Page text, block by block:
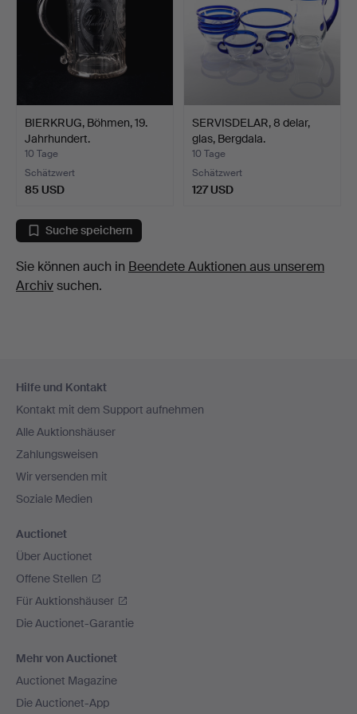
BIERKRUG, Böhmen, 19.
Jahrhundert.
10 Tage
Schätzwert
85 USD
SERVISDELAR, 8 delar,
glas, Bergdala.
10 Tage
Schätzwert
127 USD
Suche speichern
Sie können auch in Beendete Auktionen aus unserem
Archivsuchen.
Navigation
Hilfe und Kontakt
Kontakt mit dem Support aufnehmen
Alle Auktionshäuser
Zahlungsweisen
Wir versenden mit
Soziale Medien
Auctionet
Über Auctionet
Offene Stellen
Für Auktionshäuser
Die Auctionet-Garantie
Mehr von Auctionet
Auctionet Magazine
Die Auctionet-App